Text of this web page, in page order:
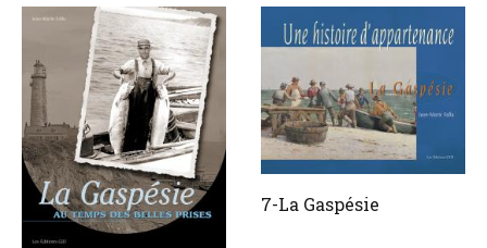
7-La Gaspésie